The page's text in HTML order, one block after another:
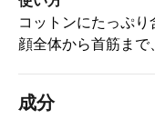
成分
コットンにたっぷり
顔全体から首筋まで